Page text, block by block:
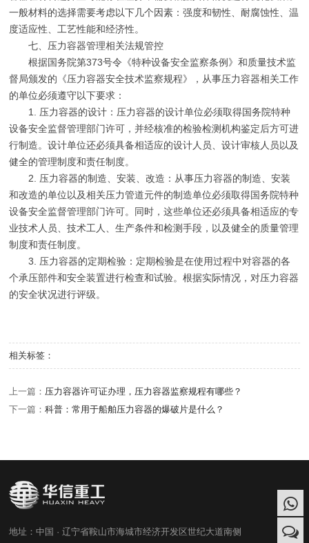
一般材料的选择需要考虑以下几个因素：强度和韧性、耐腐蚀性、温
度适应性、工艺性能和经济性。
七、压力容器管理相关法规管控
根据国务院第373号令《特种设备安全监察条例》和质量技术监
督局颁发的《压力容器安全技术监察规程》，从事压力容器相关工作
的单位必须遵守以下要求：
1. 压力容器的设计：压力容器的设计单位必须取得国务院特种
设备安全监督管理部门许可，并经核准的检验检测机构鉴定后方可进
行制造。设计单位还必须具备相适应的设计人员、设计审核人员以及
健全的管理制度和责任制度。
2. 压力容器的制造、安装、改造：从事压力容器的制造、安装
和改造的单位以及相关压力管道元件的制造单位必须取得国务院特种
设备安全监督管理部门许可。同时，这些单位还必须具备相适应的专
业技术人员、技术工人、生产条件和检测手段，以及健全的质量管理
制度和责任制度。
3. 压力容器的定期检验：定期检验是在使用过程中对容器的各
个承压部件和安全装置进行检查和试验。根据实际情况，对压力容器
的安全状况进行评级。
相关标签：
上一篇： 压力容器许可证办理，压力容器监察规程有哪些？
下一篇：科普：常用于船舶压力容器的爆破片是什么？
地址：中国 · 辽宁省鞍山市海城市经济开发区世纪大道南侧